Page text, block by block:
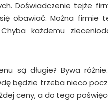
Doświadczenie tejże
obawiać. Można firmie
Chyba każdemu
są długie? Bywa
będzie trzeba nieco
ceny, a do tego